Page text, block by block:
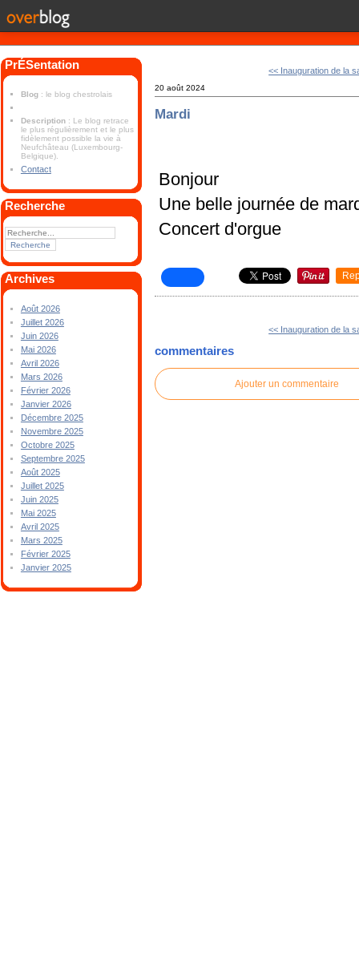
PrÉSentation
Blog : le blog chestrolais
Description : Le blog retrace
le plus régulièrement et le plus
fidèlement possible la vie à
Neufchâteau (Luxembourg-
Belgique).
Contact
Recherche
Archives
Août 2026
Juillet 2026
Juin 2026
Mai 2026
Avril 2026
Mars 2026
Février 2026
Janvier 2026
Décembre 2025
Novembre 2025
Octobre 2025
Septembre 2025
Août 2025
Juillet 2025
Juin 2025
Mai 2025
Avril 2025
Mars 2025
Février 2025
Janvier 2025
<< Inauguration de la
20 août 2024
Mardi
Bonjour
Une belle journée de
Concert d'orgue
<< Inauguration de la
commentaires
Ajouter un commentaire